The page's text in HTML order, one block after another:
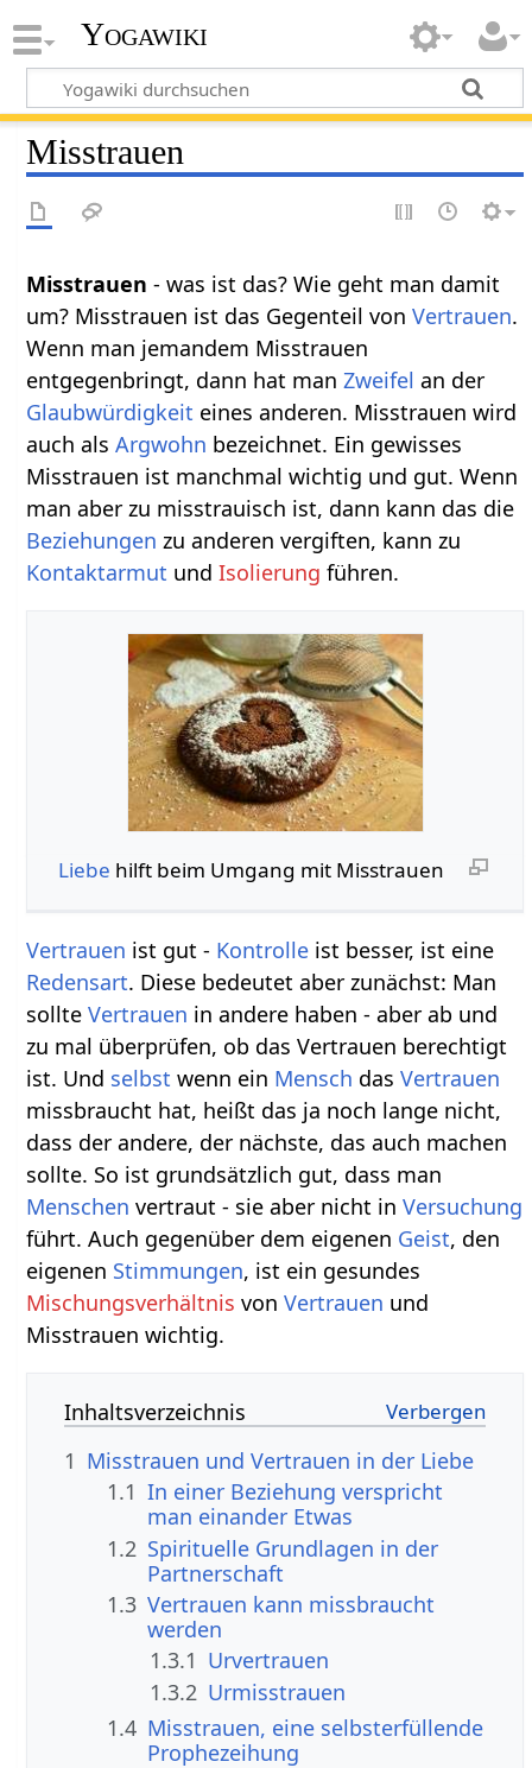
Yogawiki
Misstrauen
Misstrauen - was ist das? Wie geht man damit
um? Misstrauen ist das Gegenteil vonVertrauen.
Wenn man jemandem Misstrauen
entgegenbringt, dann hat manZweifel an der
Glaubwürdigkeit eines anderen. Misstrauen wird
auch alsArgwohn bezeichnet. Ein gewisses
Misstrauen ist manchmal wichtig und gut. Wenn
man aber zu misstrauisch ist, dann kann das die
Beziehungen zu anderen vergiften, kann zu
Kontaktarmut undIsolierung führen.
Liebe hilft beim Umgang mit Misstrauen
Vertrauen ist gut - Kontrolle ist besser, ist eine
Redensart. Diese bedeutet aber zunächst: Man
sollteVertrauen in andere haben - aber ab und
zu mal überprüfen, ob das Vertrauen berechtigt
ist. Und selbst wenn ein Mensch dasVertrauen
missbraucht hat, heißt das ja noch lange nicht,
dass der andere, der nächste, das auch machen
sollte. So ist grundsätzlich gut, dass man
Menschen vertraut - sie aber nicht inVersuchung
führt. Auch gegenüber dem eigenen Geist, den
eigenen Stimmungen, ist ein gesundes
Mischungsverhältnis vonVertrauen und
Misstrauen wichtig.
Inhaltsverzeichnis
1 Misstrauen und Vertrauen in der Liebe
1.1 In einer Beziehung verspricht
man einander Etwas
1.2 Spirituelle Grundlagen in der
Partnerschaft
1.3 Vertrauen kann missbraucht
werden
1.3.1 Urvertrauen
1.3.2 Urmisstrauen
1.4 Misstrauen, eine selbsterfüllende
Prophezeihung